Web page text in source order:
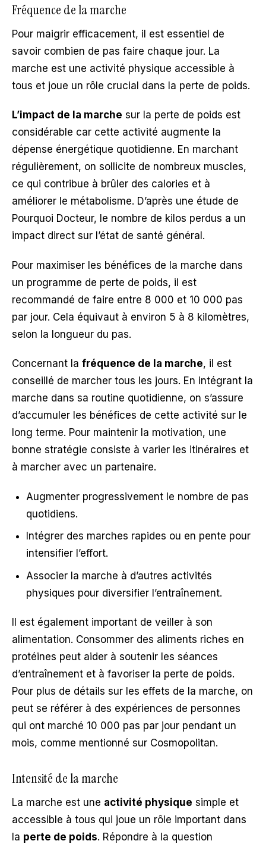
Fréquence de la marche
Pour maigrir efficacement, il est essentiel de
savoir combien de pas faire chaque jour. La
marche est une activité physique accessible à
tous et joue un rôle crucial dans la perte de poids.
L’impact de la marche sur la perte de poids est
considérable car cette activité augmente la
dépense énergétique quotidienne. En marchant
régulièrement, on sollicite de nombreux muscles,
ce qui contribue à brûler des calories et à
améliorer le métabolisme. D’après une étude de
Pourquoi Docteur, le nombre de kilos perdus a un
impact direct sur l’état de santé général.
Pour maximiser les bénéfices de la marche dans
un programme de perte de poids, il est
recommandé de faire entre 8 000 et 10 000 pas
par jour. Cela équivaut à environ 5 à 8 kilomètres,
selon la longueur du pas.
Concernant la fréquence de la marche, il est
conseillé de marcher tous les jours. En intégrant la
marche dans sa routine quotidienne, on s’assure
d’accumuler les bénéfices de cette activité sur le
long terme. Pour maintenir la motivation, une
bonne stratégie consiste à varier les itinéraires et
à marcher avec un partenaire.
Augmenter progressivement le nombre de pas
quotidiens.
Intégrer des marches rapides ou en pente pour
intensifier l’effort.
Associer la marche à d’autres activités
physiques pour diversifier l’entraînement.
Il est également important de veiller à son
alimentation. Consommer des aliments riches en
protéines peut aider à soutenir les séances
d’entraînement et à favoriser la perte de poids.
Pour plus de détails sur les effets de la marche, on
peut se référer à des expériences de personnes
qui ont marché 10 000 pas par jour pendant un
mois, comme mentionné sur Cosmopolitan.
Intensité de la marche
La marche est une activité physique simple et
accessible à tous qui joue un rôle important dans
la perte de poids. Répondre à la question